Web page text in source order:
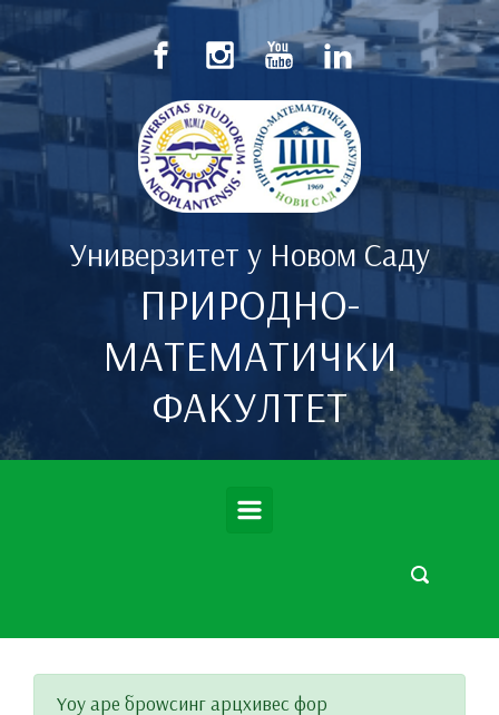
Скип то маин цонтент
Универзитет у Новом Саду
ПРИРОДНО-
МАТЕМАТИЧКИ
ФАКУЛТЕТ
Yоу аре броwсинг арцхивес фор